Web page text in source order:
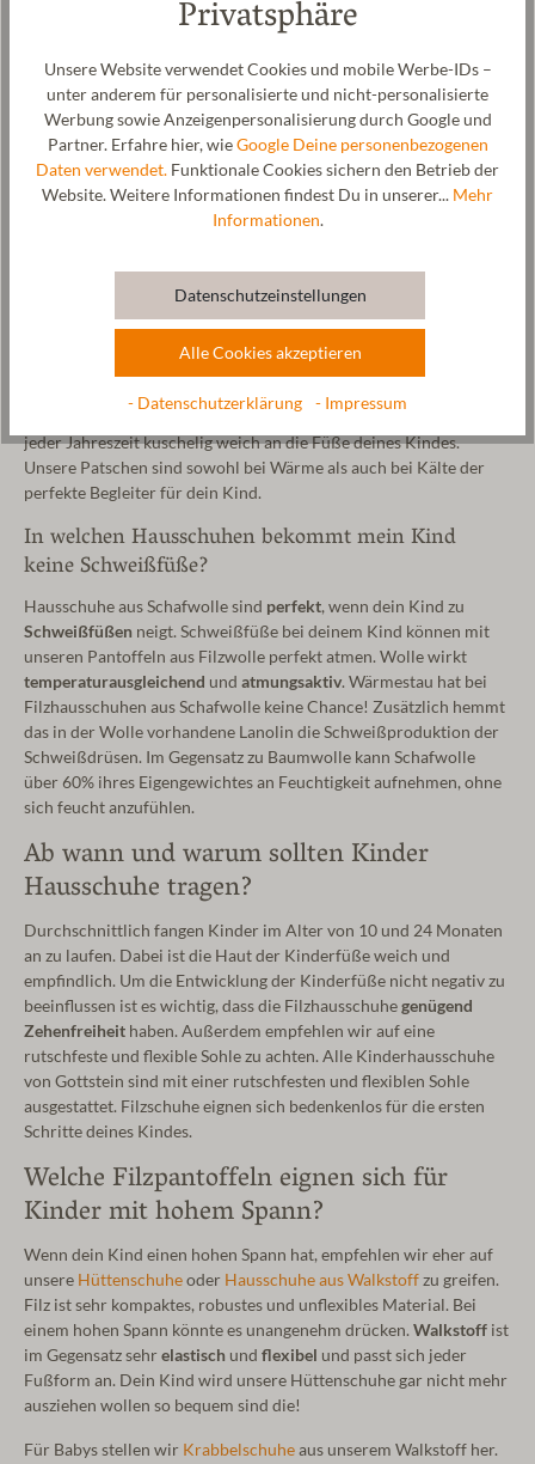
Wolle wird vom lebenden Schaf gewonnen. Wir verarbeiten Wolle
entweder zu Filz oder zu Walkstoff.Walkstoff
Filz um ein Vielfaches
elastischer und sehr anschmiegsam.
Schaumstoff:Hausschuhe aus Schaumstoff werdensynthetisch
hergestellt. Meist sind es Kunstharzmischungen die dafür
verwendet werden. Hausschuhe aus Schaumstoff sind Wasserfest.
Da uns unsere Umwelt wichtig ist und wir ausschließlich
natürliche Rohstoffe für unsere Hausschuhe aus Filz für Kinder
verwenden, haben wir keine Hausschuhe aus Schaumstoff im
Sind Kinderhausschuhe aus Filz auch für den
Sommer geeignet?
temperaturausgleichend
für den Sommer als auch für den Winter perfekt
temperaturregulierende Wolle schmiegt sich zu
jeder Jahreszeit kuschelig weich an die Füße deines Kindes.
Unsere Patschen sind sowohl bei Wärme als auch bei Kälte der
perfekte Begleiter für dein Kind.
In welchen Hausschuhen bekommt mein Kind
keine Schweißfüße?
Hausschuhe aus Schafwolle sind perfekt, wenn dein Kind zu
Schweißfüßen neigt. Schweißfüße bei deinem Kind können mit
unseren Pantoffeln aus Filzwolle perfekt atmen. Wolle wirkt
temperaturausgleichend und atmungsaktiv. Wärmestau hat bei
Filzhausschuhen aus Schafwolle keine Chance! Zusätzlich hemmt
das in der Wolle vorhandene Lanolin die Schweißproduktion der
Schweißdrüsen. Im Gegensatz zu Baumwolle kann Schafwolle
über 60% ihres Eigengewichtes an Feuchtigkeit aufnehmen, ohne
sich feucht anzufühlen.
Ab wann und warum sollten Kinder
Hausschuhe tragen?
Durchschnittlich fangen Kinder im Alter von 10 und 24 Monaten
an zu laufen. Dabei ist die Haut der Kinderfüße weich und
empfindlich. Um die Entwicklung der Kinderfüße nicht negativ zu
beeinflussen ist es wichtig, dass die Filzhausschuhegenügend
Zehenfreiheit haben. Außerdem empfehlen wir auf eine
rutschfeste und flexible Sohle zu achten. Alle Kinderhausschuhe
von Gottstein sind mit einer rutschfesten und flexiblen Sohle
ausgestattet. Filzschuhe eignen sich bedenkenlos für die ersten
Schritte deines Kindes.
Welche Filzpantoffeln eignen sich für
Kinder mit hohem Spann?
Wenn dein Kind einen hohen Spann hat, empfehlen wir eher auf
unsere Hüttenschuheoder Hausschuhe aus Walkstoffzu greifen.
Filz ist sehr kompaktes, robustes und unflexibles Material. Bei
einem hohen Spann könnte es unangenehm drücken.Walkstoff ist
im Gegensatz sehrelastisch und flexibel und passt sich jeder
Fußform an. Dein Kind wird unsere Hüttenschuhe gar nicht mehr
ausziehen wollen so bequem sind die!
Für Babys stellen wir Krabbelschuheaus unserem Walkstoff her.
Privatsphäre
Unsere Website verwendet Cookies und mobile Werbe-IDs –
unter anderem für personalisierte und nicht-personalisierte
Werbung sowie Anzeigenpersonalisierung durch Google und
Partner. Erfahre hier, wieGoogle Deine personenbezogenen
Daten verwendet. Funktionale Cookies sichern den Betrieb der
Website. Weitere Informationen findest Du in unserer... Mehr
Informationen.
Datenschutzeinstellungen
Alle Cookies akzeptieren
- Datenschutzerklärung - Impressum